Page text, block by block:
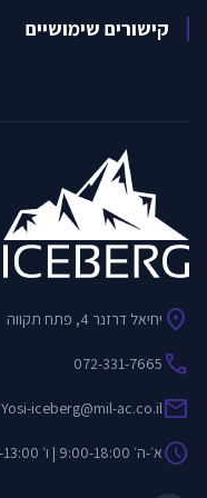
קישורים שימושיים
location_on יחיאל דרזנר 4, פתח תקווה
call
072-331-7665
mail
Yosi-iceberg@mil-ac.co.il
scheduleא׳-ה׳ 9:00-18:00 | ו׳ 9:00-13:00